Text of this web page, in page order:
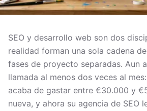
SEO y desarrollo web son dos
realidad forman una sola cadena
fases de proyecto separadas. Aun
llamada al menos dos veces al
acaba de gastar entre €30.000 y
nueva, y ahora su agencia de SEO